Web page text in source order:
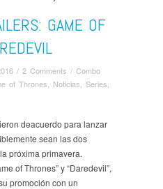
GAME OF
/ 2 Comments / Combo
of Thrones Noticias Series
deacuerdo para lanzar
sean las dos
próxima primavera.
of Thrones” y “Daredevil”,
promoción con un